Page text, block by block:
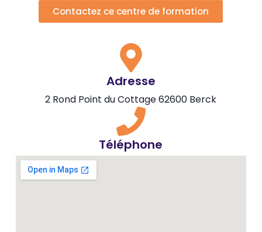
Contactez ce centre de formation
Adresse
2 Rond Point du Cottage 62600 Berck
Téléphone